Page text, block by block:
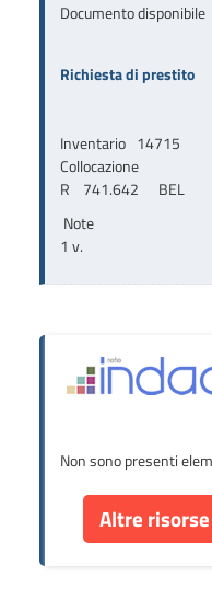
Documento disponibile
Richiesta di prestito
Inventario 14715
Collocazione
R    741.642      BEL
Note
1 v.
Non sono presenti
Altre